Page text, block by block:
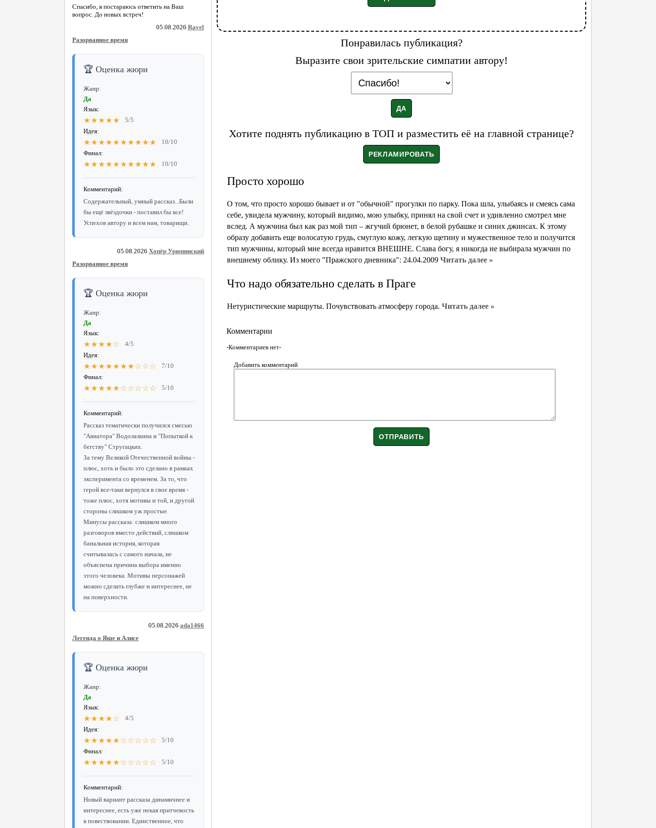
Спасибо, я постараюсь ответить на Ваш
вопрос. До новых встреч!
05.08.2026 Ravel
Разорванное время
🏆 Оценка жюри
Жанр:
Да
Язык:
★★★★★
5/5
Идея:
★★★★★★★★★★
10/10
Финал:
★★★★★★★★★★ 10/10
Комментарий:
Содержательный, умный рассказ...Были
бы ещё звёздочки - поставил бы все!
Успехов автору и всем нам, товарищи.
05.08.2026 Хопёр Урюпинский
Разорванное время
🏆 Оценка жюри
Жанр:
Да
Язык:
★★★★☆
4/5
Идея:
★★★★★★★☆☆☆
7/10
Финал:
★★★★★☆☆☆☆☆ 5/10
Комментарий:
Рассказ тематически получился смесью
"Авиатора" Водолазкина и "Попыткой к
бегству" Стругацких.
За тему Великой Отечественной войны -
плюс, хоть и было это сделано в рамках
эксперимента со временем. За то, что
герой все-таки вернулся в свое время -
тоже плюс, хотя мотивы и той, и другой
стороны слишком уж простые.
Минусы рассказа: слишком много
разговоров вместо действий, слишком
банальная история, которая
считывалась с самого начала, не
объяснена причина выбора именно
этого человека. Мотивы персонажей
можно сделать глубже и интереснее, не
на поверхности.
05.08.2026 ada1466
Легенда о Яше и Алисе
🏆 Оценка жюри
Жанр:
Да
Язык:
★★★★☆
4/5
Идея:
★★★★★☆☆☆☆☆
5/10
Финал:
★★★★★☆☆☆☆☆ 5/10
Комментарий:
Новый вариант рассказа динамичнее и
интереснее, есть уже некая притчевость
в повествовании. Единственное, что
Понравилась публикация?
Выразите свои зрительские симпатии автору!
Хотите поднять публикацию в ТОП и разместить её на главной странице?
Просто хорошо
О том, что просто хорошо бывает и от "обычной" прогулки по парку. Пока шла, улыбаясь и смеясь сама
себе, увидела мужчину, который видимо, мою улыбку, принял на свой счет и удивленно смотрел мне
вслед. А мужчина был как раз мой тип – жгучий брюнет, в белой рубашке и синих джинсах. К этому
образу добавить еще волосатую грудь, смуглую кожу, легкую щетину и мужественное тело и получится
тип мужчины, который мне всегда нравится ВНЕШНЕ. Слава богу, я никогда не выбирала мужчин по
внешнему облику. Из моего "Пражского дневника": 24.04.2009 Читать далее »
Что надо обязательно сделать в Праге
Нетуристические маршруты. Почувствовать атмосферу города. Читать далее »
Комментарии
-Комментариев нет-
Добавить комментарий